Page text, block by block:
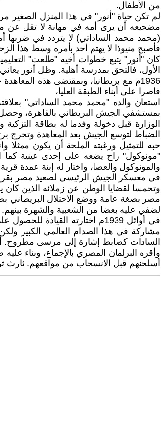
من الأطفال.
لم تكن حياة "أنور" في هذا المنزل الصغير
مضحيعه أن يرى أمه في مهانة لا تقل عن
(محمد محمد الساداتي) لا يتردد في ضربها
فأصبح منيوذا لا يهتم أحد بأمره وسط هذا
كان "أنور" يتبع خطوات أخيه "طلعت"
1936م مع بريطانيا، وبمقتضى هذه
فاصرا على أبناء الطبقة العليا،
استعان والده "محمد محمد الساداتي"
بمستشفي الجيش البريطاني بالقاهرة، وحصل
الضباط لتوسع الجيش بعد المعاهدة وتخرج برتبة ملازم ثان وألحق
حبه للتمثيل ورغبته الملحة أن يكون ممثلا
"مونوكول" راح يضعه على إحدى عينية
والمونوكول والعصا، واختار له إبنة عمدة
في معسكر الجيش الرئيسي لصعيد مصر بقرية
وتحمسا لقضايا الوطن عن زملائه الذين
مصر بصغة عامة ووضع الاحتلال البريطاني
لضفي عليه بعضا من الشعبية والشهرة بينهم.
مشاركة في هذا الصدام العالمي الكبير
السادات كضابط إشارة إلى مرسى مطروح.
وأقره البرلمان المصري بالإجماع، وبناء
أسلحنهم قبل الانسحاب من مواقعهم. ثارث